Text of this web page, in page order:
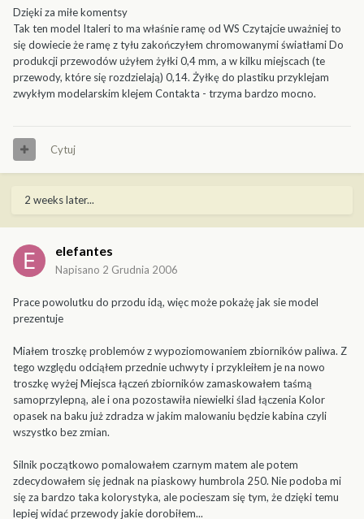
Dzięki za miłe komentsy
Tak ten model Italeri to ma właśnie ramę od WS Czytajcie uważniej to
się dowiecie że ramę z tyłu zakończyłem chromowanymi światłami Do
produkcji przewodów użyłem żyłki 0,4 mm, a w kilku miejscach (te
przewody, które się rozdzielają) 0,14. Żyłkę do plastiku przyklejam
zwykłym modelarskim klejem Contakta - trzyma bardzo mocno.
Cytuj
2 weeks later...
elefantes
Napisano 2 Grudnia 2006
Prace powolutku do przodu idą, więc może pokażę jak sie model
prezentuje
Miałem troszkę problemów z wypoziomowaniem zbiorników paliwa. Z
tego względu odciąłem przednie uchwyty i przykleiłem je na nowo
troszkę wyżej Miejsca łączeń zbiorników zamaskowałem taśmą
samoprzylepną, ale i ona pozostawiła niewielki ślad łączenia Kolor
opasek na baku już zdradza w jakim malowaniu będzie kabina czyli
wszystko bez zmian.
Silnik początkowo pomalowałem czarnym matem ale potem
zdecydowałem się jednak na piaskowy humbrola 250. Nie podoba mi
się za bardzo taka kolorystyka, ale pocieszam się tym, że dzięki temu
lepiej widać przewody jakie dorobiłem...